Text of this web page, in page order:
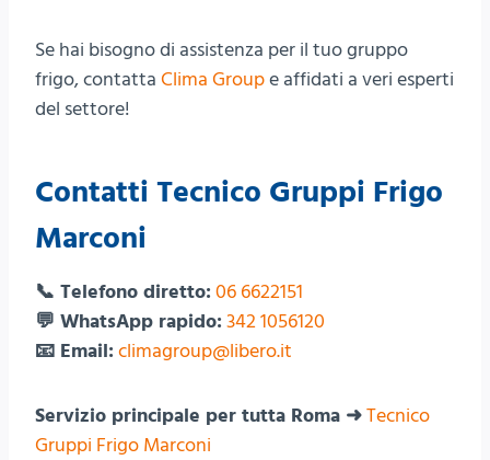
Se hai bisogno di assistenza per il tuo gruppo
frigo, contatta Clima Groupe affidati a veri esperti
del settore!
Contatti Tecnico Gruppi Frigo
Marconi
📞 Telefono diretto: 06 6622151
💬 WhatsApp rapido: 342 1056120
📧 Email: climagroup@libero.it
Servizio principale per tutta Roma ➜Tecnico
Gruppi Frigo Marconi